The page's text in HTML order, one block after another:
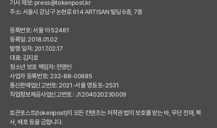
기사 제보: press@tokenpost.kr
주소: 서울시 강남구 논현로 614 ARTISAN 빌딩 6층, 7층
등록번호: 서울 아 52481
등록일: 2018.01.02
발행 일자: 2017.02.17
대표: 김지호
청소년 보호 책임자: 전영빈
사업자 등록번호: 232-88-00885
통신판매업신고번호: 2021-서울 영등포-2531
직업정보제공사업신고번호 : J1204020230009
토큰포스트(tokenpost)의 모든 컨텐츠는 저작권 법의 보호를 받는 바, 무단 전재, 복
사, 배포 등을 금합니다.